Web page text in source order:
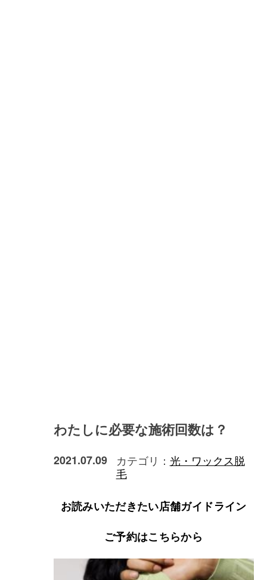
わたしに必要な施術回数は？
2021.07.09 カテゴリ： 光・ワックス脱
毛
お読みいただきたい店舗ガイドライン
ご予約はこちらから